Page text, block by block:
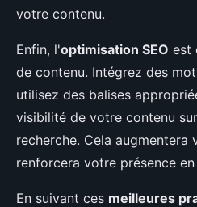
votre contenu.
Enfin, l'optimisation SEO est
de contenu. Intégrez des
utilisez des balises
visibilité de votre contenu
recherche. Cela
renforcera votre présence en
En suivant ces meilleures